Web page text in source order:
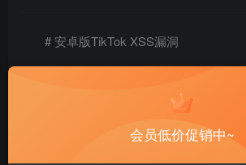
# 安卓版TikTok XSS漏洞
会员低价促销中~